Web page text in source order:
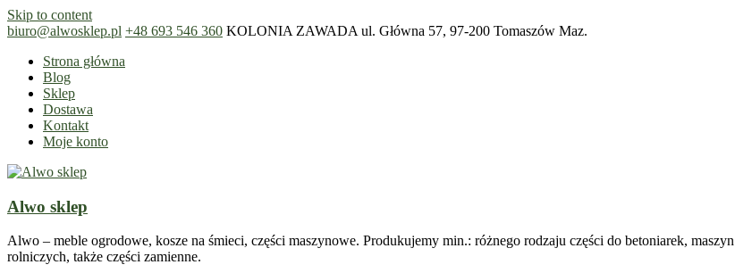
Skip to content
biuro@alwosklep.pl +48 693 546 360 KOLONIA ZAWADA ul. Główna 57, 97-200 Tomaszów Maz.
Strona główna
Blog
Sklep
Dostawa
Kontakt
Moje konto
Alwo sklep
Alwo – meble ogrodowe, kosze na śmieci, części maszynowe. Produkujemy min.: różnego rodzaju części do betoniarek, maszyn
rolniczych, także części zamienne.